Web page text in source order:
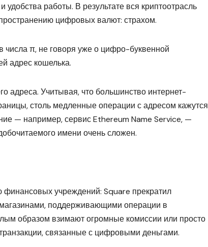
работы. В результате вся криптоотрасль
цифровых валют: страхом.
числа π, не говоря уже о цифро-буквенной
адрес кошелька.
адреса. Учитывая, что большинство интернет-
столь медленные операции с адресом кажутся
— например, сервис Ethereum Name Service, —
имени очень сложен.
учреждений: Square прекратил
поддерживающими операции в
образом взимают огромные комиссии или просто
связанные с цифровыми деньгами.